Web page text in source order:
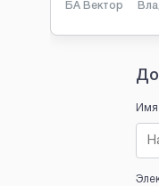
БА Вектор
Имя